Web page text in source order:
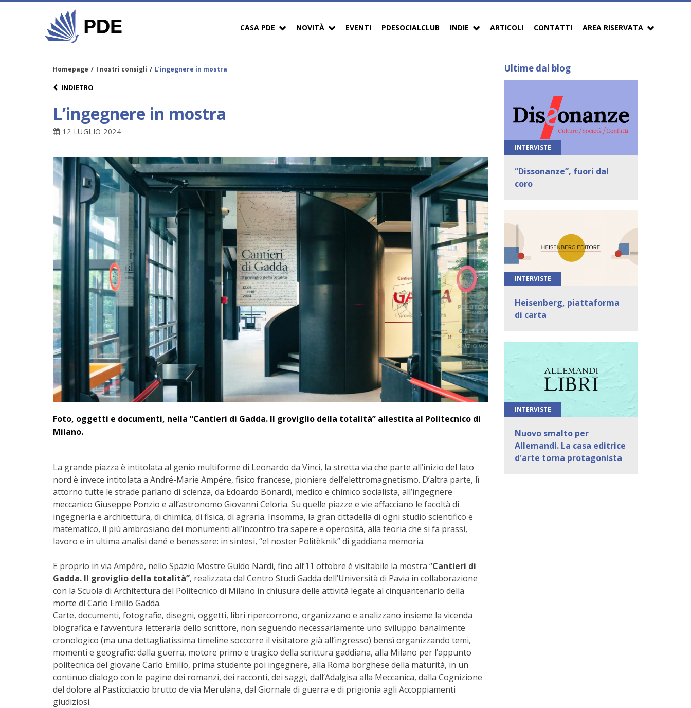
CASA PDE NOVITÀ EVENTI PDESOCIALCLUB INDIE ARTICOLI CONTATTI AREA RISERVATA
Homepage / I nostri consigli / L’ingegnere in mostra
INDIETRO
L’ingegnere in mostra
12 LUGLIO 2024
Foto, oggetti e documenti, nella “Cantieri di Gadda. Il groviglio della totalità” allestita al Politecnico di
Milano.
La grande piazza è intitolata al genio multiforme di Leonardo da Vinci, la stretta via che parte all’inizio del lato
nord è invece intitolata a André-Marie Ampére, fisico francese, pioniere dell’elettromagnetismo. D’altra parte, lì
attorno tutte le strade parlano di scienza, da Edoardo Bonardi, medico e chimico socialista, all’ingegnere
meccanico Giuseppe Ponzio e all’astronomo Giovanni Celoria. Su quelle piazze e vie affacciano le facoltà di
ingegneria e architettura, di chimica, di fisica, di agraria. Insomma, la gran cittadella di ogni studio scientifico e
matematico, il più ambrosiano dei monumenti all’incontro tra sapere e operosità, alla teoria che si fa prassi,
lavoro e in ultima analisi dané e benessere: in sintesi, “el noster Politèknik” di gaddiana memoria.
E proprio in via Ampére, nello Spazio Mostre Guido Nardi, fino all’11 ottobre è visitabile la mostra “Cantieri di
Gadda. Il groviglio della totalità”, realizzata dal Centro Studi Gadda dell’Università di Pavia in collaborazione
con la Scuola di Architettura del Politecnico di Milano in chiusura delle attività legate al cinquantenario della
morte di Carlo Emilio Gadda.
Carte, documenti, fotografie, disegni, oggetti, libri ripercorrono, organizzano e analizzano insieme la vicenda
biografica e l’avventura letteraria dello scrittore, non seguendo necessariamente uno sviluppo banalmente
cronologico (ma una dettagliatissima timeline soccorre il visitatore già all’ingresso) bensì organizzando temi,
momenti e geografie: dalla guerra, motore primo e tragico della scrittura gaddiana, alla Milano per l’appunto
politecnica del giovane Carlo Emilio, prima studente poi ingegnere, alla Roma borghese della maturità, in un
continuo dialogo con le pagine dei romanzi, dei racconti, dei saggi, dall’Adalgisa alla Meccanica, dalla Cognizione
del dolore al Pasticciaccio brutto de via Merulana, dal Giornale di guerra e di prigionia agli Accoppiamenti
giudiziosi.
Ultime dal blog
INTERVISTE
“Dissonanze”, fuori dal
coro
INTERVISTE
Heisenberg, piattaforma
di carta
INTERVISTE
Nuovo smalto per
Allemandi. La casa editrice
d'arte torna protagonista